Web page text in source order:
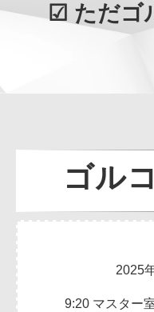
☑ ただゴ
ゴル
2025
9:20 マスター